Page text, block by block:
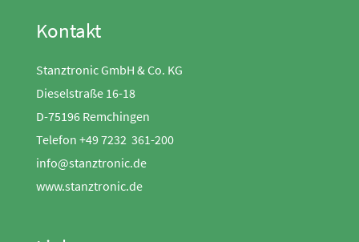
Kontakt
Stanztronic GmbH & Co. KG
Dieselstraße 16-18
D-75196 Remchingen
Telefon +49 7232 361-200
info@stanztronic.de
www.stanztronic.de